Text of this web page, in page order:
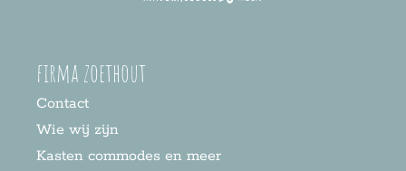
firma zoethout
Contact
Wie wij zijn
Kasten commodes en meer